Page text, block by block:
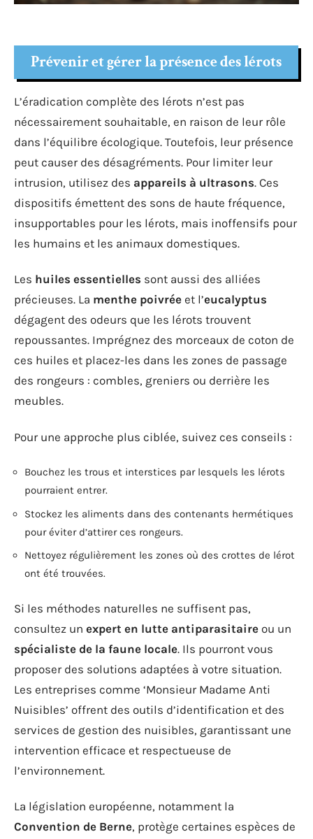
Prévenir et gérer la présence des lérots
L’éradication complète des lérots n’est pas
nécessairement souhaitable, en raison de leur rôle
dans l’équilibre écologique. Toutefois, leur présence
peut causer des désagréments. Pour limiter leur
intrusion, utilisez des appareils à ultrasons. Ces
dispositifs émettent des sons de haute fréquence,
insupportables pour les lérots, mais inoffensifs pour
les humains et les animaux domestiques.
Les huiles essentielles sont aussi des alliées
précieuses. La menthe poivrée et l’eucalyptus
dégagent des odeurs que les lérots trouvent
repoussantes. Imprégnez des morceaux de coton de
ces huiles et placez-les dans les zones de passage
des rongeurs : combles, greniers ou derrière les
meubles.
Pour une approche plus ciblée, suivez ces conseils :
Bouchez les trous et interstices par lesquels les lérots
pourraient entrer.
Stockez les aliments dans des contenants hermétiques
pour éviter d’attirer ces rongeurs.
Nettoyez régulièrement les zones où des crottes de lérot
ont été trouvées.
Si les méthodes naturelles ne suffisent pas,
consultez un expert en lutte antiparasitaire ou un
spécialiste de la faune locale. Ils pourront vous
proposer des solutions adaptées à votre situation.
Les entreprises comme ‘Monsieur Madame Anti
Nuisibles’ offrent des outils d’identification et des
services de gestion des nuisibles, garantissant une
intervention efficace et respectueuse de
l’environnement.
La législation européenne, notamment la
Convention de Berne, protège certaines espèces de